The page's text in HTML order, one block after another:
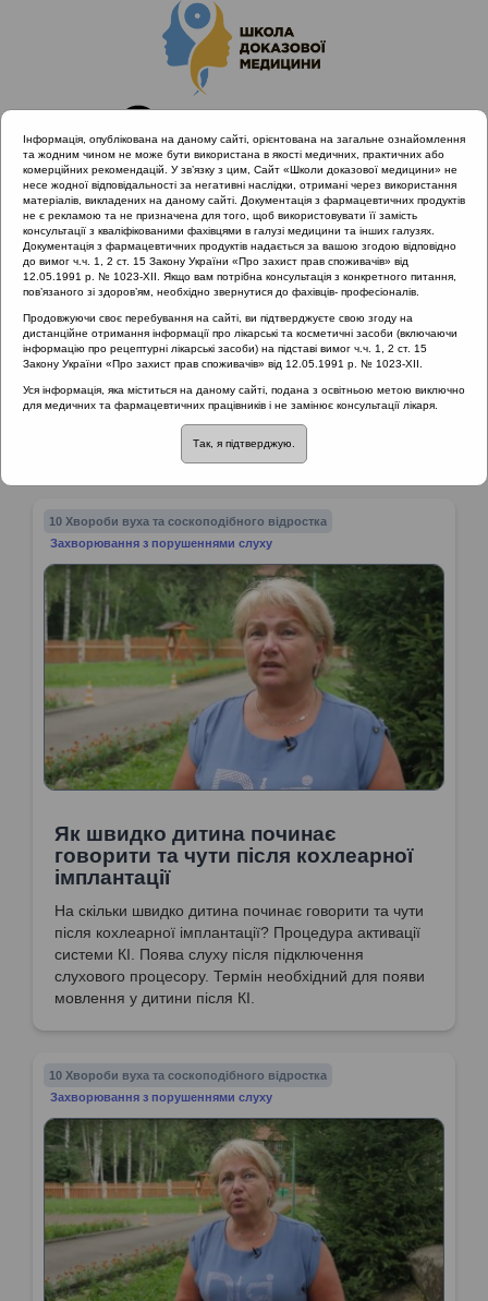
Головна
Матеріали за МКХ-11
10 Хвороби вуха та соскоподібного відростка
Захворювання з порушеннями слуху
Матеріали за МКХ-11:: 10 Хвороби вуха та
соскоподібного відростка ::Захворювання з
порушеннями слуху
Захворювання з порушеннями слуху
10 Хвороби вуха та соскоподібного відростка
Захворювання з порушеннями слуху
Як швидко дитина починає
говорити та чути після кохлеарної
імплантації
На скільки швидко дитина починає говорити та чути
після кохлеарної імплантації? Процедура активації
системи КІ. Поява слуху після підключення
слухового процесору. Термін необхідний для появи
мовлення у дитини після КІ.
10 Хвороби вуха та соскоподібного відростка
Захворювання з порушеннями слуху
Інформація, опублікована на даному сайті, орієнтована на загальне ознайомлення
та жодним чином не може бути використана в якості медичних, практичних або
комерційних рекомендацій. У зв’язку з цим, Сайт «Школи доказової медицини» не
несе жодної відповідальності за негативні наслідки, отримані через використання
матеріалів, викладених на даному сайті. Документація з фармацевтичних продуктів
не є рекламою та не призначена для того, щоб використовувати її замість
консультації з кваліфікованими фахівцями в галузі медицини та інших галузях.
Документація з фармацевтичних продуктів надається за вашою згодою відповідно
до вимог ч.ч. 1, 2 ст. 15 Закону України «Про захист прав споживачів» від
12.05.1991 р. № 1023-XII. Якщо вам потрібна консультація з конкретного питання,
пов’язаного зі здоров’ям, необхідно звернутися до фахівців- професіоналів.
Продовжуючи своє перебування на сайті, ви підтверджуєте свою згоду на
дистанційне отримання інформації про лікарські та косметичні засоби (включаючи
інформацію про рецептурні лікарські засоби) на підставі вимог ч.ч. 1, 2 ст. 15
Закону України «Про захист прав споживачів» від 12.05.1991 р. № 1023-XII.
Уся інформація, яка міститься на даному сайті, подана з освітньою метою виключно
для медичних та фармацевтичних працівників і не замінює консультації лікаря.
Так, я підтверджую.